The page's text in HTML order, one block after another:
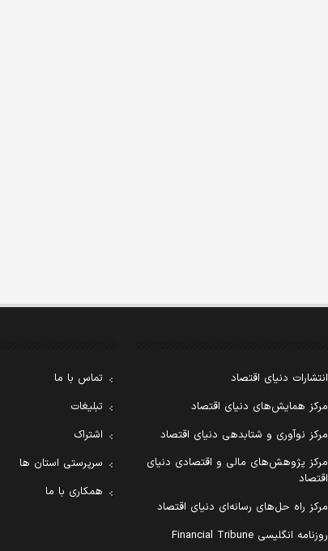
انتشارات دنیای اقتصاد
مرکز همایش‌های دنیای اقتصاد
مرکز نوآوری و شتابدهی دنیای اقتصاد
مرکز پژوهش‌های مالی و اقتصادی دنیای
اقتصاد
مرکز راه حل‌های رسانه‌ای دنیای اقتصاد
روزنامه انگلیسی Financial Tribune
تماس با ما
تبلیغات
اشتراک
سرپرستی استان ها
همکاری با ما